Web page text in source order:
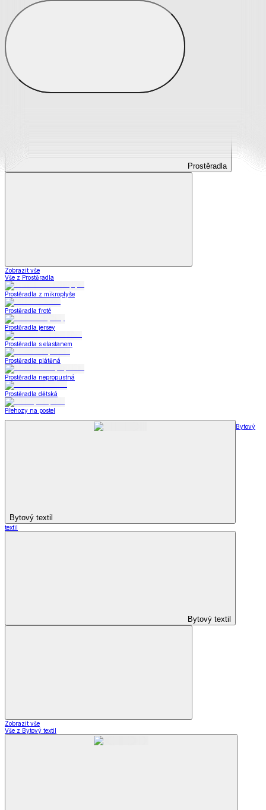
Prostěradla
Prostěradla
Zobrazit vše
Vše z Prostěradla
Prostěradla z mikroplyše
Prostěradla froté
Prostěradla jersey
Prostěradla s elastanem
Prostěradla plátěná
Prostěradla nepropustná
Prostěradla dětská
Přehozy na postel
Bytový textil
Bytový
textil
Bytový textil
Zobrazit vše
Vše z Bytový textil